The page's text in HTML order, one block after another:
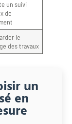
un suivi
de
le
des travaux
un
en